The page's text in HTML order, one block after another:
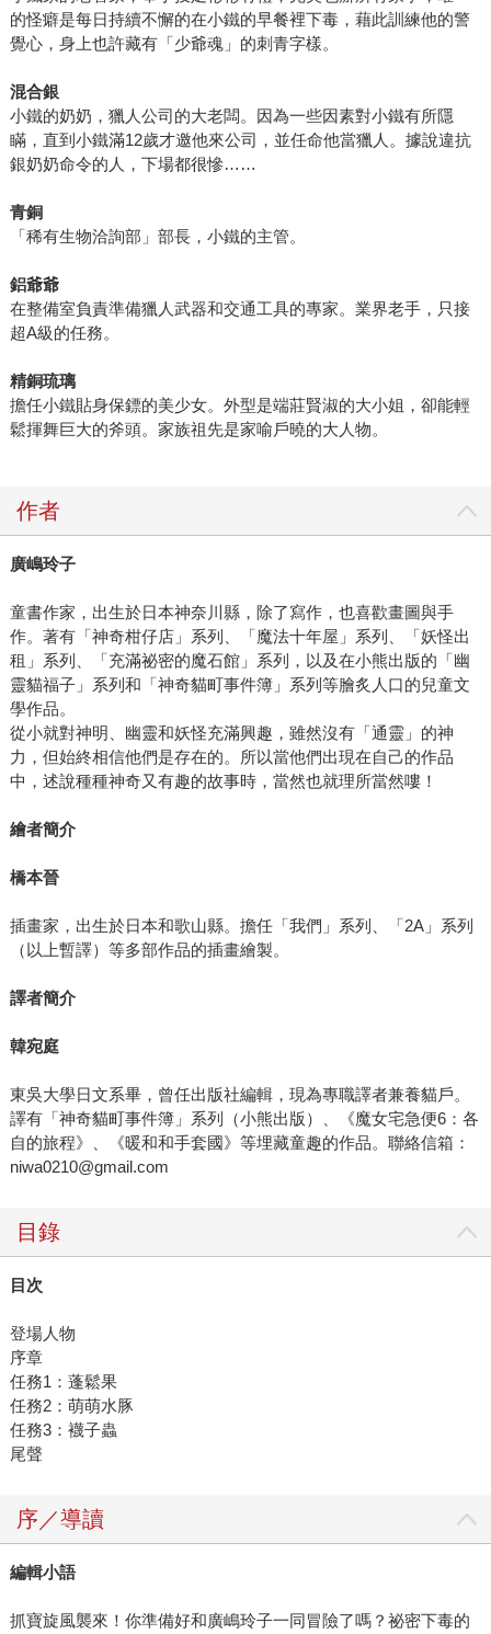
的怪癖是每日持續不懈的在小鐵的早餐裡下毒，藉此訓練他的警
覺心，身上也許藏有「少爺魂」的刺青字樣。
混合銀
小鐵的奶奶，獵人公司的大老闆。因為一些因素對小鐵有所隱
瞞，直到小鐵滿12歲才邀他來公司，並任命他當獵人。據說違抗
銀奶奶命令的人，下場都很慘……
青銅
「稀有生物洽詢部」部長，小鐵的主管。
鋁爺爺
在整備室負責準備獵人武器和交通工具的專家。業界老手，只接
超A級的任務。
精銅琉璃
擔任小鐵貼身保鏢的美少女。外型是端莊賢淑的大小姐，卻能輕
鬆揮舞巨大的斧頭。家族祖先是家喻戶曉的大人物。
作者
廣嶋玲子
童書作家，出生於日本神奈川縣，除了寫作，也喜歡畫圖與手
作。著有「神奇柑仔店」系列、「魔法十年屋」系列、「妖怪出
租」系列、「充滿祕密的魔石館」系列，以及在小熊出版的「幽
靈貓福子」系列和「神奇貓町事件簿」系列等膾炙人口的兒童文
學作品。
從小就對神明、幽靈和妖怪充滿興趣，雖然沒有「通靈」的神
力，但始終相信他們是存在的。所以當他們出現在自己的作品
中，述說種種神奇又有趣的故事時，當然也就理所當然嘍！
繪者簡介
橋本晉
插畫家，出生於日本和歌山縣。擔任「我們」系列、「2A」系列
（以上暫譯）等多部作品的插畫繪製。
譯者簡介
韓宛庭
東吳大學日文系畢，曾任出版社編輯，現為專職譯者兼養貓戶。
譯有「神奇貓町事件簿」系列（小熊出版）、《魔女宅急便6：各
自的旅程》、《暖和和手套國》等埋藏童趣的作品。聯絡信箱：
niwa0210@gmail.com
目錄
目次
登場人物
序章
任務1：蓬鬆果
任務2：萌萌水豚
任務3：襪子蟲
尾聲
序／導讀
編輯小語
抓寶旋風襲來！你準備好和廣嶋玲子一同冒險了嗎？祕密下毒的